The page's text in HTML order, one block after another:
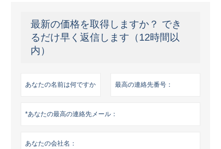
最新の価格を取得しますか？ でき
るだけ早く返信します（12時間以
内）